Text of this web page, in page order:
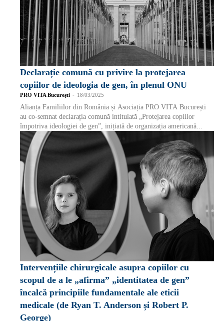
Declarație comună cu privire la protejarea
copiilor de ideologia de gen, în plenul ONU
PRO VITA București - 18/03/2025
Alianța Familiilor din România și Asociația PRO VITA București
au co-semnat declarația comună intitulată „Protejarea copiilor
împotriva ideologiei de gen”, inițiată de organizația americană...
Intervențiile chirurgicale asupra copiilor cu
scopul de a le „afirma” „identitatea de gen”
încalcă principiile fundamentale ale eticii
medicale (de Ryan T. Anderson și Robert P.
George)